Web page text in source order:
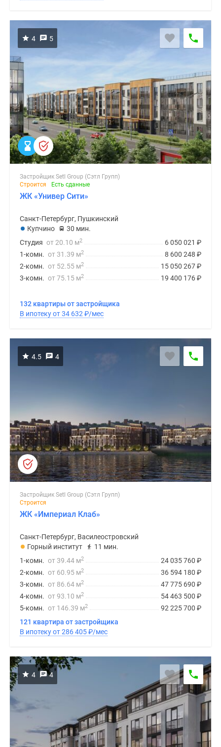
4 5
Застройщик Setl Group (Сэтл Групп)
Строится
Есть сданные
ЖК «Универ Сити»
Санкт-Петербург, Пушкинский
Купчино
30 мин.
6 050 021 ₽
Студия от 20.10 м2
8 600 248 ₽
1-комн. от 31.39 м2
15 050 267₽
2-комн. от 52.55 м2
19 400 176₽
3-комн. от 75.15 м2
132 квартиры от застройщика
В ипотеку от 34 632 ₽/мес
4.5 4
Застройщик Setl Group (Сэтл Групп)
Строится
ЖК «Империал Клаб»
Санкт-Петербург, Василеостровский
Горный институт
11 мин.
24 035 760 ₽
1-комн. от 39.44 м2
36 594 180 ₽
2-комн. от 60.95 м2
47 775 690 ₽
3-комн. от 86.64 м2
54 463 500 ₽
4-комн. от 93.10 м2
92 225 700 ₽
5-комн. от 146.39 м2
121 квартира от застройщика
В ипотеку от 286 405₽/мес
4 4